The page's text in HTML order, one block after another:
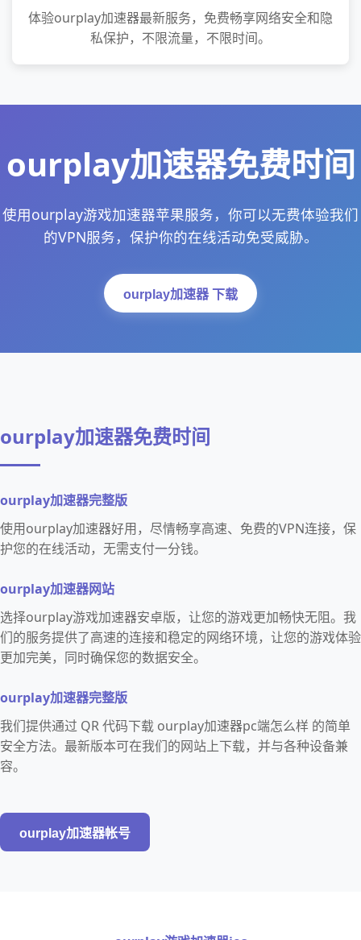
体验ourplay加速器最新服务，免费畅享网络安全和隐
私保护，不限流量，不限时间。
ourplay加速器免费时间
使用ourplay游戏加速器苹果服务，你可以无费体验我们
的VPN服务，保护你的在线活动免受威胁。
ourplay加速器 下载
ourplay加速器免费时间
ourplay加速器完整版
使用ourplay加速器好用，尽情畅享高速、免费的VPN连接，保
护您的在线活动，无需支付一分钱。
ourplay加速器网站
选择ourplay游戏加速器安卓版，让您的游戏更加畅快无阻。我
们的服务提供了高速的连接和稳定的网络环境，让您的游戏体验
更加完美，同时确保您的数据安全。
ourplay加速器完整版
我们提供通过 QR 代码下载 ourplay加速器pc端怎么样 的简单
安全方法。最新版本可在我们的网站上下载，并与各种设备兼
容。
ourplay加速器帐号